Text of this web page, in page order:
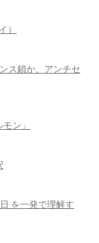
）
ス鎖か、アンチセ
ン」
を一発で理解す